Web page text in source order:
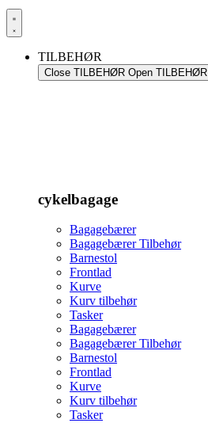
TILBEHØR
Close TILBEHØR Open TILBEHØR
cykelbagage
Bagagebærer
Bagagebærer Tilbehør
Barnestol
Frontlad
Kurve
Kurv tilbehør
Tasker
Bagagebærer
Bagagebærer Tilbehør
Barnestol
Frontlad
Kurve
Kurv tilbehør
Tasker